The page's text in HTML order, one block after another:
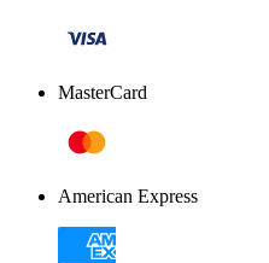
MasterCard
American Express